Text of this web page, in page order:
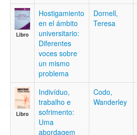
Libro
Hostigamiento
en el ámbito
universitario:
Diferentes
voces sobre
un mismo
problema
Dornell,
Teresa
Libro
Indivíduo,
trabalho e
sofrimento:
Uma
abordagem
Codo,
Wanderley